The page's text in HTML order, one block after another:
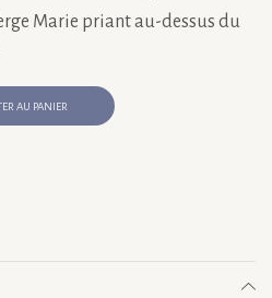
Marie priant au-dessus du
AU PANIER